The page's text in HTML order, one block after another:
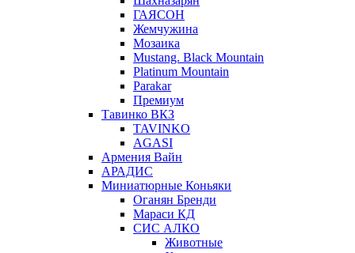
ГАЯСОН
Жемчужина
Мозаика
Mustang. Black Mountain
Platinum Mountain
Parakar
Премиум
Тавинко ВКЗ
TAVINKO
AGASI
Армения Вайн
АРАДИС
Миниатюрные Коньяки
Оганян Бренди
Мараси КД
СИС АЛКО
Животные